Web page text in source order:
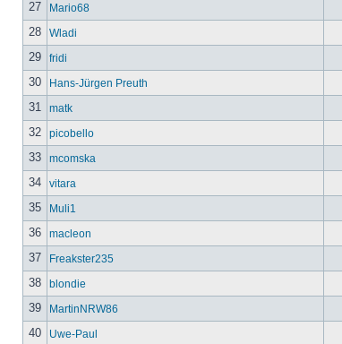
27
Mario68
28
Wladi
29
fridi
30
Hans-Jürgen Preuth
31
matk
32
picobello
33
mcomska
34
vitara
35
Muli1
36
macleon
37
Freakster235
38
blondie
39
MartinNRW86
40
Uwe-Paul